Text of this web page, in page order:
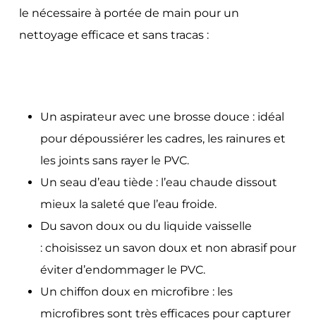
le nécessaire à portée de main pour un
nettoyage efficace et sans tracas :
Un aspirateur avec une brosse douce :idéal
pour dépoussiérer les cadres, les rainures et
les joints sans rayer le PVC.
Un seau d’eau tiède :l’eau chaude dissout
mieux la saleté que l’eau froide.
Du savon doux ou du liquide vaisselle
:choisissez un savon doux et non abrasif pour
éviter d’endommager le PVC.
Un chiffon doux en microfibre :les
microfibres sont très efficaces pour capturer